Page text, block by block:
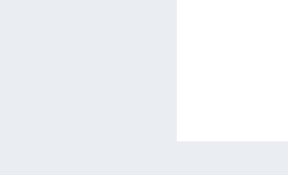
【悲報】
ハードオ